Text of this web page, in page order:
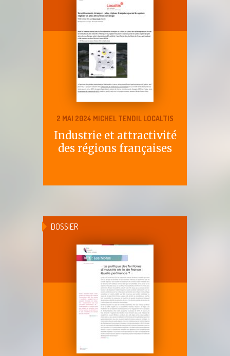
2 MAI 2024 MICHEL TENDIL LOCALTIS
Industrie et attractivité
des régions françaises
DOSSIER